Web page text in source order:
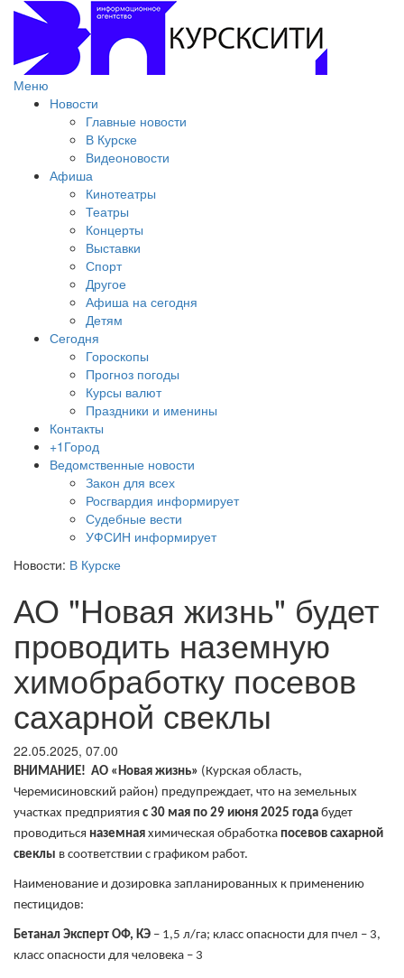
Меню
Новости
Главные новости
В Курске
Видеоновости
Афиша
Кинотеатры
Театры
Концерты
Выставки
Спорт
Другое
Афиша на сегодня
Детям
Сегодня
Гороскопы
Прогноз погоды
Курсы валют
Праздники и именины
Контакты
+1Город
Ведомственные новости
Закон для всех
Росгвардия информирует
Судебные вести
УФСИН информирует
Новости: В Курске
АО "Новая жизнь" будет
проводить наземную
химобработку посевов
сахарной свеклы
22.05.2025, 07.00
ВНИМАНИЕ! АО «Новая жизнь» (Курская область,
Черемисиновский район) предупреждает, что на земельных
участках предприятия с 30 мая по 29 июня 2025 года будет
проводиться наземная химическая обработка посевов сахарной
свеклы в соответствии с графиком работ.
Наименование и дозировка запланированных к применению
пестицидов:
Бетанал Эксперт ОФ, КЭ – 1,5 л/га; класс опасности для пчел – 3,
класс опасности для человека – 3